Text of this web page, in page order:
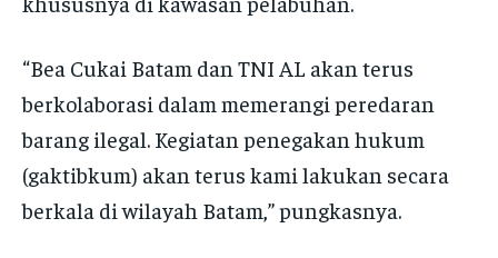
“Bea Cukai Batam dan TNI AL akan terus
berkolaborasi dalam memerangi peredaran
barang ilegal. Kegiatan penegakan hukum
(gaktibkum) akan terus kami lakukan secara
berkala di wilayah Batam,” pungkasnya.